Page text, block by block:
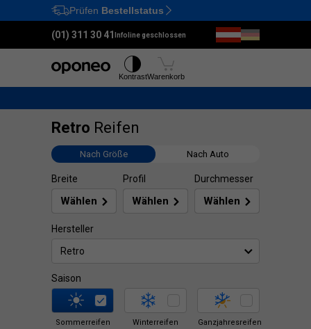
M
Prüfen Bestellstatus
(01) 311 30 41 Infoline geschlossen
KontrastWarenkorb
Retro Reifen
Nach Größe Nach Auto
Breite Profil Durchmesser
Hersteller
Retro
Saison
Sommerreifen Winterreifen Ganzjahresreifen